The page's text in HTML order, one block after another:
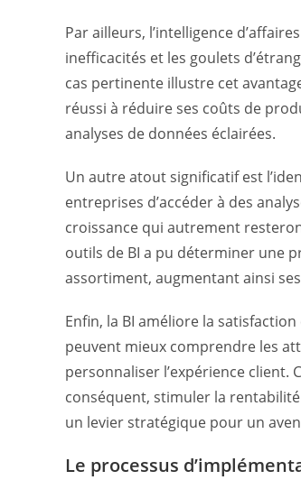
Par ailleurs, l’intelligence
inefficacités et les goulets
cas pertinente illustre cet
réussi à réduire ses coûts de
analyses de données éclairées.
Un autre atout significatif est
entreprises d’accéder à des
croissance qui autrement
outils de BI a pu déterminer une
assortiment, augmentant ainsi
Enfin, la BI améliore la
peuvent mieux comprendre les
personnaliser l’expérience
conséquent, stimuler la
un levier stratégique pour un
Le processus